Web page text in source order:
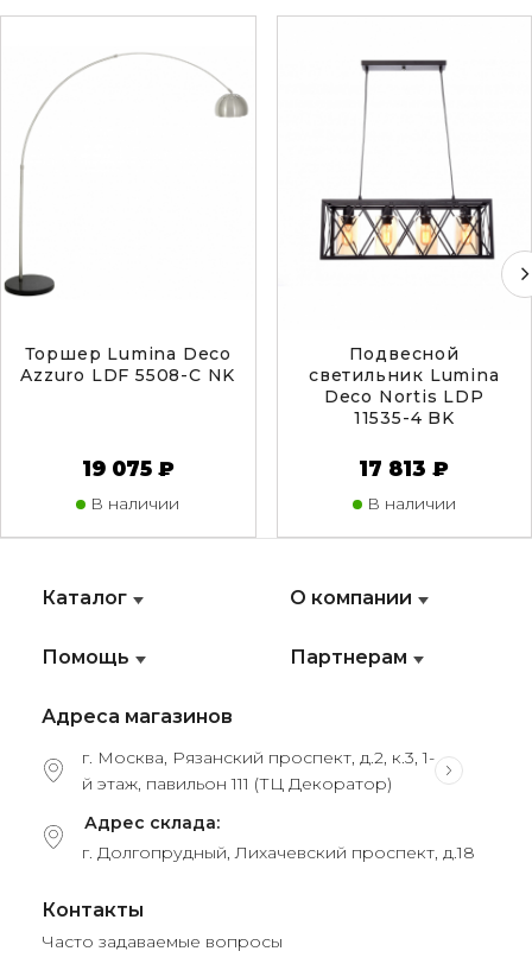
Торшер Lumina Deco
Azzuro LDF 5508-C NK
19 075 ₽
В наличии
Подвесной
светильник Lumina
Deco Nortis LDP
11535-4 BK
17 813 ₽
В наличии
Каталог
Помощь
О компании
Партнерам
Адреса магазинов
г. Москва, Рязанский проспект, д.2, к.3, 1-
й этаж, павильон 111 (ТЦ Декоратор)
Адрес склада:
г. Долгопрудный, Лихачевский проспект, д.18
Контакты
Часто задаваемые вопросы